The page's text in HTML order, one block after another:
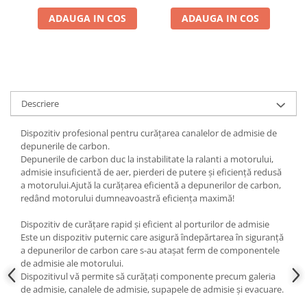
Scule fixare distributie
Alfa romeo
Chrysler
Citroen
Dacia
Fiat
Ford
Jaguar
Lancia
Land Rover
Mazda
Mercedes
Mini
ADAUGA IN COS ADAUGA IN COS
Descriere
Dispozitiv profesional pentru curățarea canalelor de admisie de
depunerile de carbon.
Depunerile de carbon duc la instabilitate la ralanti a motorului,
admisie insuficientă de aer, pierderi de putere și eficiență redusă
a motorului.Ajută la curățarea eficientă a depunerilor de carbon,
redând motorului dumneavoastră eficiența maximă!
Dispozitiv de curățare rapid și eficient al porturilor de admisie
Este un dispozitiv puternic care asigură îndepărtarea în siguranță
a depunerilor de carbon care s-au atașat ferm de componentele
de admisie ale motorului.
Dispozitivul vă permite să curățați componente precum galeria
de admisie, canalele de admisie, supapele de admisie și evacuare.